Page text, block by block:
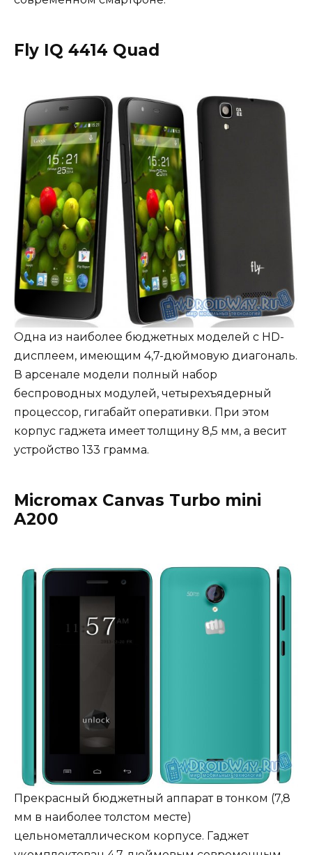
Fly IQ 4414 Quad
Одна из наиболее бюджетных моделей с HD-
дисплеем, имеющим 4,7-дюймовую диагональ.
В арсенале модели полный набор
беспроводных модулей, четырехъядерный
процессор, гигабайт оперативки. При этом
корпус гаджета имеет толщину 8,5 мм, а весит
устройство 133 грамма.
Micromax Canvas Turbo mini
A200
Прекрасный бюджетный аппарат в тонком (7,8
мм в наиболее толстом месте)
цельнометаллическом корпусе. Гаджет